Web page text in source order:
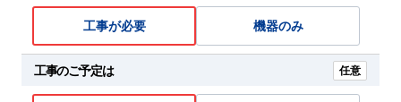
工事が必要 機器のみ
工事のご予定は 任意